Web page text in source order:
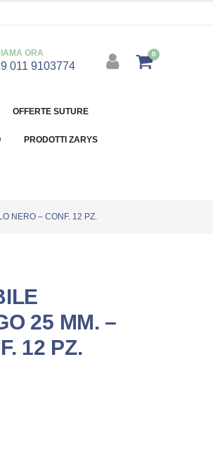
ORA
011 9103774
0
OFFERTE SUTURE
PRODOTTI ZARYS
NERO – CONF. 12 PZ.
25 MM. –
12 PZ.